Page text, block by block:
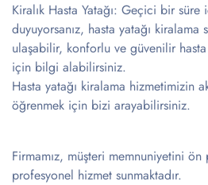
Kiralık Hasta Yatağı: Geçici bir süre
duyuyorsanız, hasta yatağı
ulaşabilir, konforlu ve güvenilir hasta
için bilgi alabilirsiniz.
Hasta yatağı kiralama hizmetimizin
öğrenmek için bizi arayabilirsiniz.
Firmamız, müşteri memnuniyetini
profesyonel hizmet sunmaktadır.